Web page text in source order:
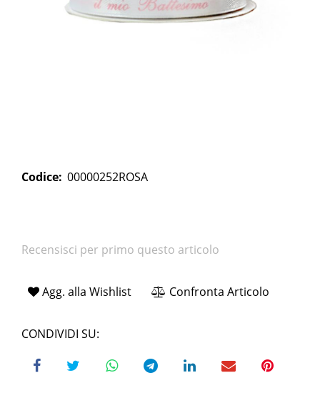
Codice: 00000252ROSA
Recensisci per primo questo articolo
Agg. alla Wishlist Confronta Articolo
CONDIVIDI SU: